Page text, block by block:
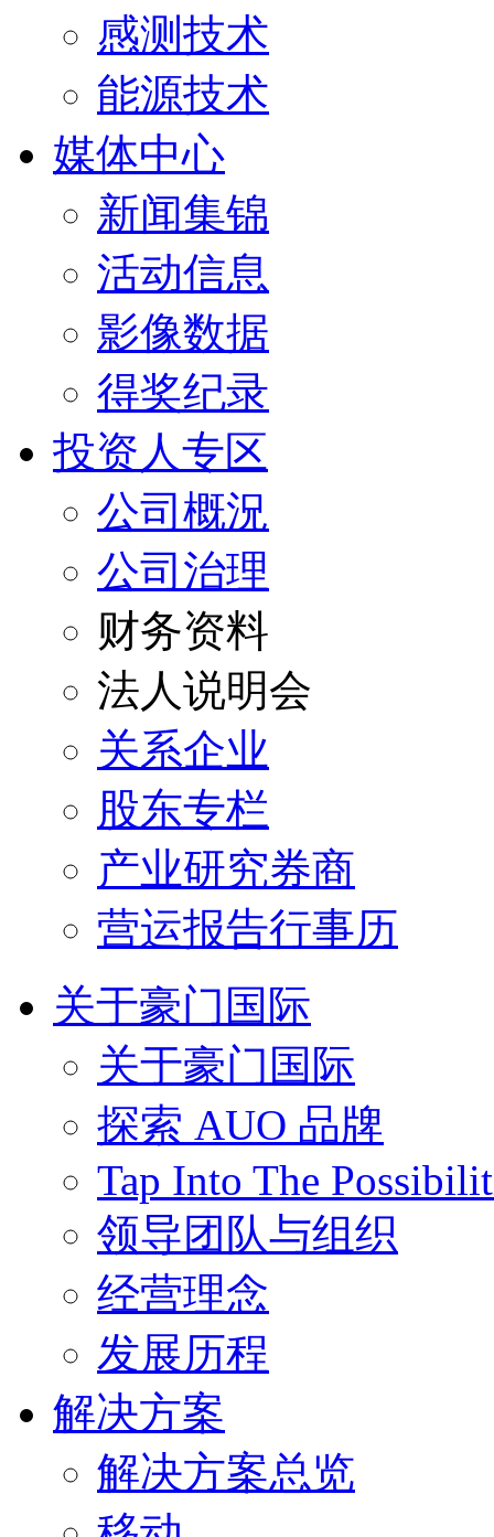
感测技术
能源技术
媒体中心
新闻集锦
活动信息
影像数据
得奖纪录
投资人专区
公司概況
公司治理
财务资料
法人说明会
关系企业
股东专栏
产业研究券商
营运报告行事历
关于豪门国际
关于豪门国际
探索 AUO 品牌
Tap Into The
领导团队与组织
经营理念
发展历程
解决方案
解决方案总览